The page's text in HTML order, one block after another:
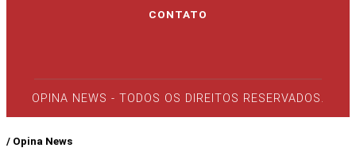
CONTATO
OPINA NEWS - TODOS OS DIREITOS RESERVADOS.
/ Opina News